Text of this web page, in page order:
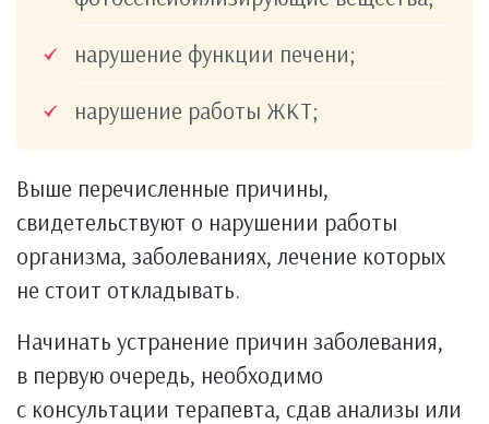
нарушение функции печени;
нарушение работы ЖКТ;
Выше перечисленные причины,
свидетельствуют о нарушении работы
организма, заболеваниях, лечение которых
не стоит откладывать.
Начинать устранение причин заболевания,
в первую очередь, необходимо
с консультации терапевта, сдав анализы или